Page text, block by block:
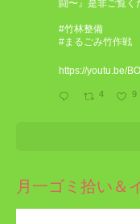
闘〜』是非ご覧く
#竹林整備
#まるごみ竹作戦
https://youtu.be/
4 9
月一ゴミ拾い＆